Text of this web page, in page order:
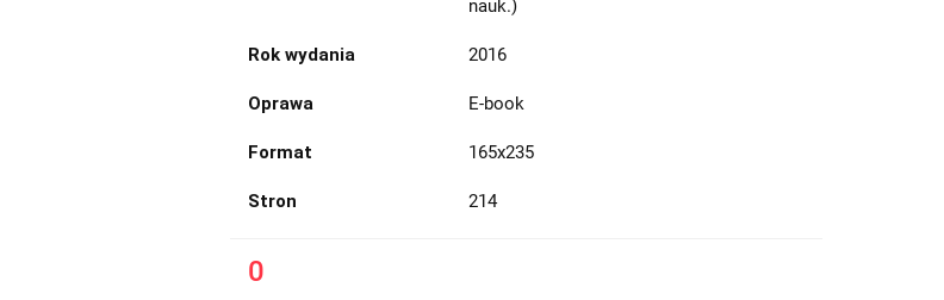
nauk.)
Rok wydania 2016
Oprawa E-book
Format 165x235
Stron 214
0